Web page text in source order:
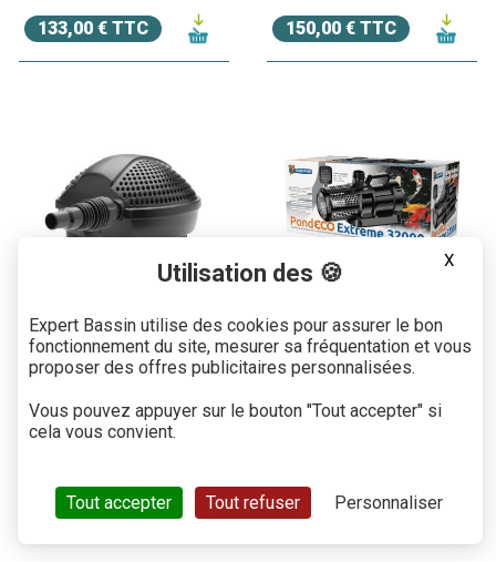
133,00 € TTC 150,00 € TTC
Pompe PondoMax Eco
11500 C
280,00 € TTC
Pompe de bassin
PondEco Extreme 32000
Superfish
499,90 € TTC
PRÉCÉDENT SUIVANT
X
Utilisation des 🍪
Expert Bassin utilise des cookies pour assurer le bon
fonctionnement du site, mesurer sa fréquentation et vous
proposer des offres publicitaires personnalisées.
Vous pouvez appuyer sur le bouton "Tout accepter" si
cela vous convient.
Tout accepter Tout refuser Personnaliser